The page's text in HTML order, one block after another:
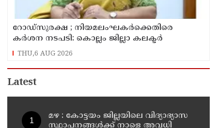
റോഡ്‌സുരക്ഷ ; നിയമലംഘകർക്കെതിരെ
കർശന നടപടി: കൊല്ലം ജില്ലാ കലക്ടർ
THU,6 AUG 2026
Latest
മഴ : കോട്ടയം ജില്ലയിലെ വിദ്യാഭ്യാസ
സ്ഥാപനങ്ങൾക്ക് നാളെ അവധി